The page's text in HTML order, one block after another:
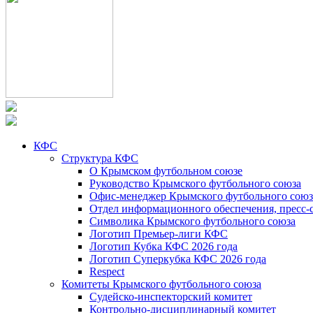
КФС
Структура КФС
О Крымском футбольном союзе
Руководство Крымского футбольного союза
Офис-менеджер Крымского футбольного
Отдел информационного обеспечения, пресс-
Символика Крымского футбольного союза
Логотип Премьер-лиги КФС
Логотип Кубка КФС 2026 года
Логотип Суперкубка КФС 2026 года
Respect
Комитеты Крымского футбольного союза
Судейско-инспекторский комитет
Контрольно-дисциплинарный комитет